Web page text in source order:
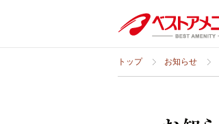
トップ お知らせ